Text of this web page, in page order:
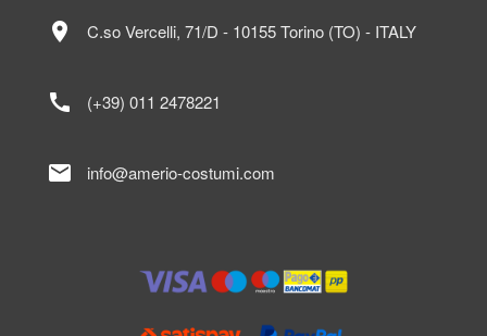
location_on C.so Vercelli, 71/D - 10155 Torino (TO) - ITALY
call (+39) 011 2478221
mail info@amerio-costumi.com